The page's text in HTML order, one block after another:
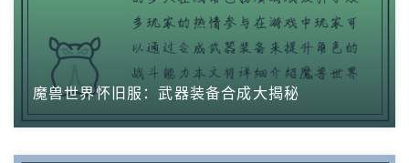
魔兽世界怀旧服：武器装备合成大揭秘